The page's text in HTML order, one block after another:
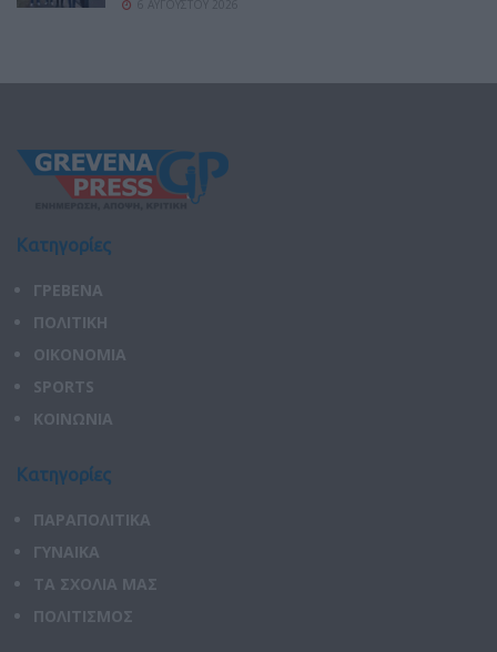
Κατηγορίες
ΓΡΕΒΕΝΑ
ΠΟΛΙΤΙΚΗ
ΟΙΚΟΝΟΜΙΑ
SPORTS
ΚΟΙΝΩΝΙΑ
Κατηγορίες
ΠΑΡΑΠΟΛΙΤΙΚΑ
ΓΥΝΑΙΚΑ
ΤΑ ΣΧΟΛΙΑ ΜΑΣ
ΠΟΛΙΤΙΣΜΟΣ